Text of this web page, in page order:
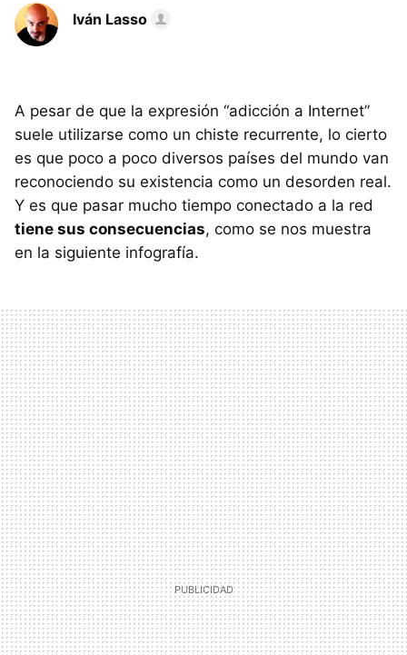
Iván Lasso
A pesar de que la expresión “adicción a Internet”
suele utilizarse como un chiste recurrente, lo cierto
es que poco a poco diversos países del mundo van
reconociendo su existencia como un desorden real.
Y es que pasar mucho tiempo conectado a la red
tiene sus consecuencias, como se nos muestra
en la siguiente infografía.